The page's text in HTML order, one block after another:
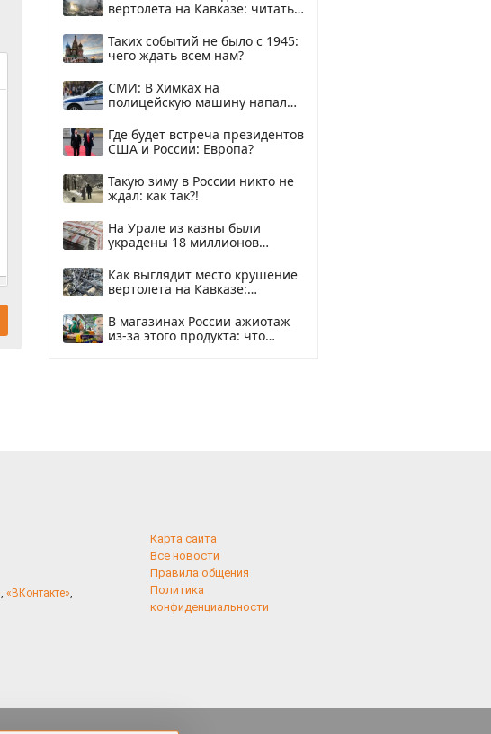
вертолета на Кавказе: читать
Таких событий не было с 1945:
чего ждать всем нам?
СМИ: В Химках на
полицейскую машину напали
Где будет встреча президентов
США и России: Европа?
Такую зиму в России никто не
ждал: как так?!
На Урале из казны были
украдены 18 миллионов
Как выглядит место крушение
вертолета на Кавказе:
В магазинах России ажиотаж
из-за этого продукта: что
, «ВКонтакте»,
Карта сайта
Все новости
Правила общения
Политика
конфиденциальности
которые применяются